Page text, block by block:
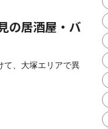
の居酒屋・バ
て、大塚エリアで異